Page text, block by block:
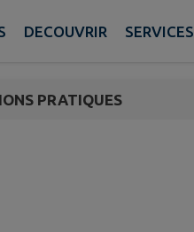
DECOUVRIR SERVICES
PRATIQUES